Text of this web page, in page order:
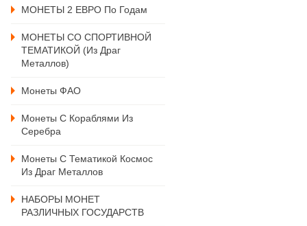
МОНЕТЫ 2 ЕВРО По Годам
МОНЕТЫ СО СПОРТИВНОЙ
ТЕМАТИКОЙ (из Драг
Металлов)
Монеты ФАО
Монеты С Кораблями Из
Серебра
Монеты С Тематикой Космос
Из Драг Металлов
НАБОРЫ МОНЕТ
РАЗЛИЧНЫХ ГОСУДАРСТВ